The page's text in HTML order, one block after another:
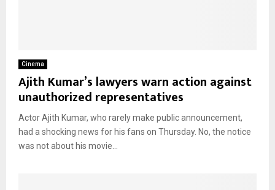
Cinema
Ajith Kumar’s lawyers warn action against
unauthorized representatives
Actor Ajith Kumar, who rarely make public announcement,
had a shocking news for his fans on Thursday. No, the notice
was not about his movie...